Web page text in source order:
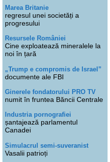
Marea Britanie
regresul unei societăți a
progresului
Resursele României
Cine exploatează mineralele la
noi în țară
„Trump e compromis de Israel”
documente ale FBI
Ginerele fondatorului PRO TV
numit în fruntea Băncii Centrale
Industria pornografiei
șantajează parlamentul
Canadei
Simulacrul semi-suveranist
Vasalii patrioți